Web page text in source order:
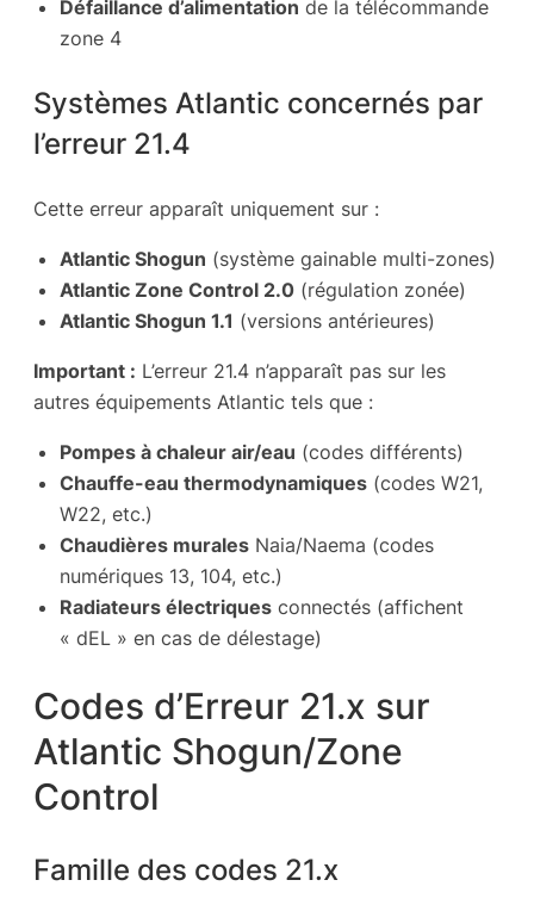
Défaillance d’alimentation de la télécommande
zone 4
Systèmes Atlantic concernés par
l’erreur 21.4
Cette erreur apparaît uniquement sur :
Atlantic Shogun (système gainable multi-zones)
Atlantic Zone Control 2.0 (régulation zonée)
Atlantic Shogun 1.1 (versions antérieures)
Important : L’erreur 21.4 n’apparaît pas sur les
autres équipements Atlantic tels que :
Pompes à chaleur air/eau (codes différents)
Chauffe-eau thermodynamiques (codes W21,
W22, etc.)
Chaudières murales Naia/Naema (codes
numériques 13, 104, etc.)
Radiateurs électriques connectés (affichent
« dEL » en cas de délestage)
Codes d’Erreur 21.x sur
Atlantic Shogun/Zone
Control
Famille des codes 21.x